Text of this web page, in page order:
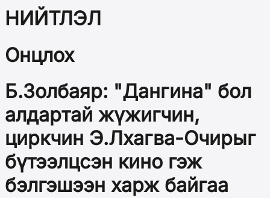
НИЙТЛЭЛ
Онцлох
Б.Золбаяр: "Дангина" бол
алдартай жүжигчин,
циркчин Э.Лхагва-Очирыг
бүтээлцсэн кино гэж
бэлгэшээн харж байгаа